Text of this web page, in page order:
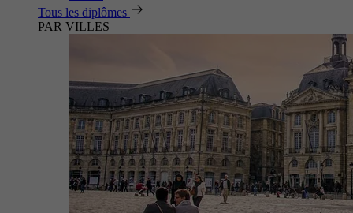
Tous les diplômes
PAR VILLES